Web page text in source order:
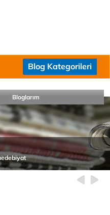
Blog Kategorileri
Bloglarım